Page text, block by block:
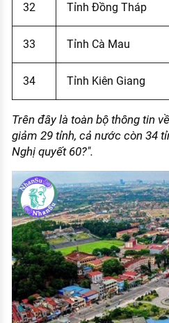
32 Tỉnh Đồng Tháp
33 Tỉnh Cà Mau
34 Tỉnh Kiên Giang
Trên đây là toàn bộ thông tin
giảm 29 tỉnh, cả nước còn 34
Nghị quyết 60?".